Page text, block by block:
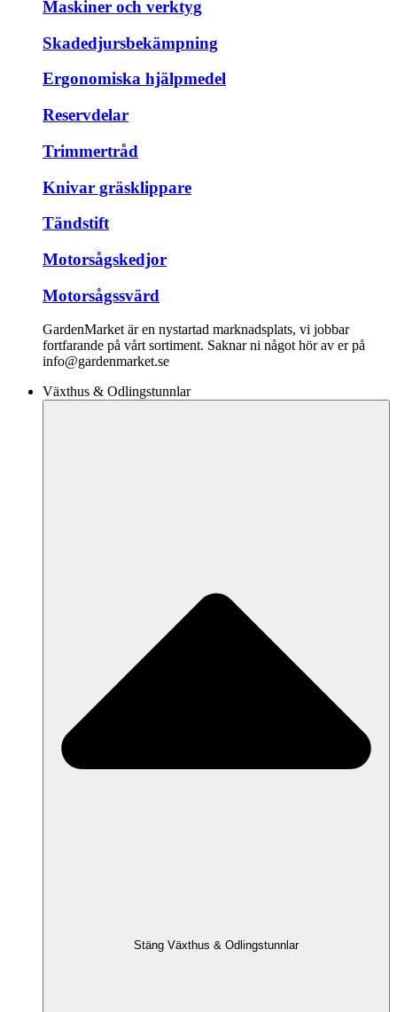
Maskiner och verktyg
Skadedjursbekämpning
Ergonomiska hjälpmedel
Reservdelar
Trimmertråd
Knivar gräsklippare
Tändstift
Motorsågskedjor
Motorsågssvärd
GardenMarket är en nystartad marknadsplats, vi jobbar
fortfarande på vårt sortiment. Saknar ni något hör av er på
info@gardenmarket.se
Växthus & Odlingstunnlar
Stäng Växthus & Odlingstunnlar